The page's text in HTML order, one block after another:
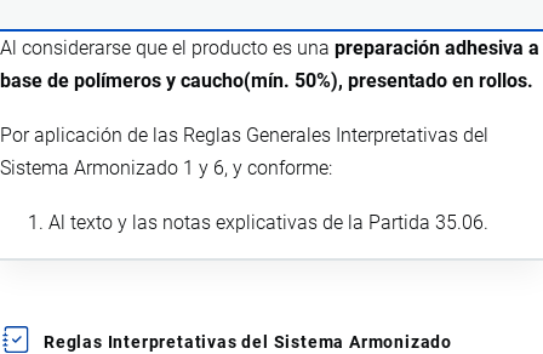
Al considerarse que el producto es una preparación adhesiva a
base de polímeros y caucho(mín. 50%), presentado en rollos.
Por aplicación de las Reglas Generales Interpretativas del
Sistema Armonizado 1 y 6, y conforme:
Al texto y las notas explicativas de la Partida 35.06.
Reglas Interpretativas del Sistema Armonizado